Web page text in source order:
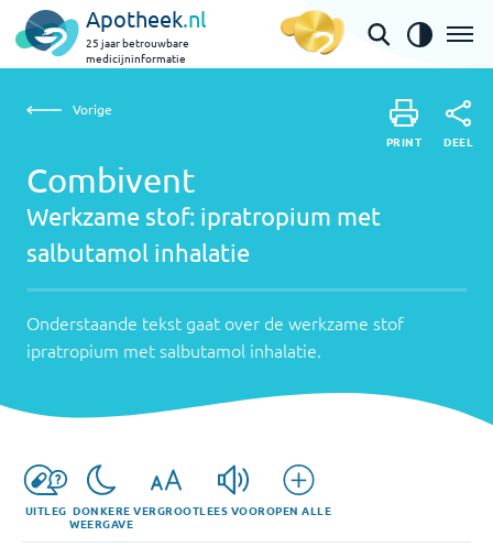
Apotheek.nl
25 jaar betrouwbare
medicijninformatie
Combivent | ipratropium met salbutamol inhalatie
stof:
Vorige
Combivent
Werkzame stof: ipratropium met
salbutamol inhalatie
Onderstaande tekst gaat over de werkzame stof
ipratropium met salbutamol inhalatie.
PRINT DEEL
UITLEG DONKERE
WEERGAVE
VERGROOTLEES VOOROPEN ALLE